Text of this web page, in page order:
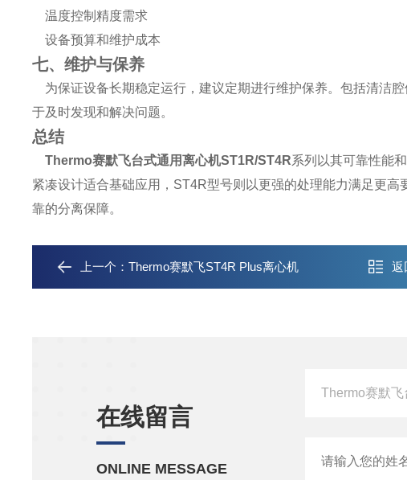
温度控制精度需求
设备预算和维护成本
七、维护与保养
为保证设备长期稳定运行，建议定期进行维护保养。包括清洁
于及时发现和解决问题。
总结
Thermo赛默飞台式通用离心机ST1R/ST4R系列以其可靠性能
紧凑设计适合基础应用，ST4R型号则以更强的处理能力满足更
靠的分离保障。
上一个： Thermo赛默飞ST4R Plus离心机 返
在线留言
ONLINE MESSAGE